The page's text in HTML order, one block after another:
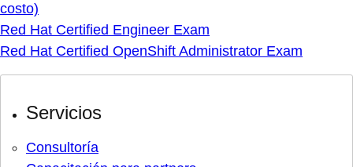
costo)
Red Hat Certified Engineer Exam
Red Hat Certified OpenShift Administrator Exam
Servicios
Consultoría